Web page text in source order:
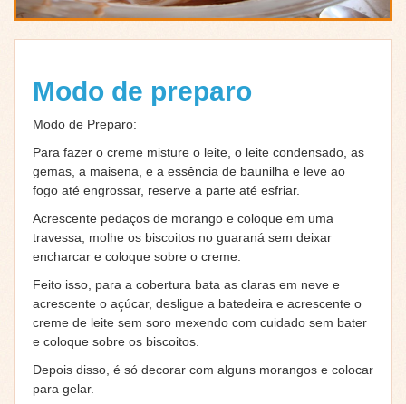
Modo de preparo
Modo de Preparo:
Para fazer o creme misture o leite, o leite condensado, as
gemas, a maisena, e a essência de baunilha e leve ao
fogo até engrossar, reserve a parte até esfriar.
Acrescente pedaços de morango e coloque em uma
travessa, molhe os biscoitos no guaraná sem deixar
encharcar e coloque sobre o creme.
Feito isso, para a cobertura bata as claras em neve e
acrescente o açúcar, desligue a batedeira e acrescente o
creme de leite sem soro mexendo com cuidado sem bater
e coloque sobre os biscoitos.
Depois disso, é só decorar com alguns morangos e colocar
para gelar.